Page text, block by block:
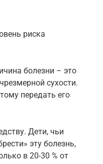
риска
болезни – это
сухости.
передать его
Дети, чьи
эту болезнь,
в 20-30 % от